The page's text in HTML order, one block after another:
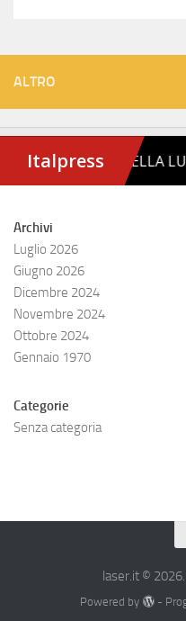
ALTRO
Archivi
Luglio 2026
Giugno 2026
Dicembre 2024
Novembre 2024
Ottobre 2024
Gennaio 1970
Categorie
Senza categoria
laser.it ©
Powered by -